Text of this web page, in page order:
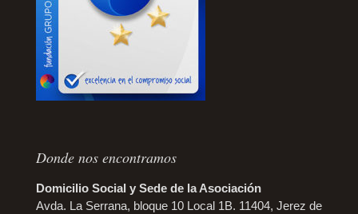
Donde nos encontramos
Domicilio Social y Sede de la Asociación
Avda. La Serrana, bloque 10 Local 1B. 11404, Jerez de